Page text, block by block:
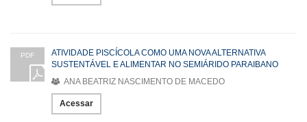
PDF
ATIVIDADE PISCÍCOLA COMO UMA NOVA ALTERNATIVA
SUSTENTÁVEL E ALIMENTAR NO SEMIÁRIDO PARAIBANO
ANA BEATRIZ NASCIMENTO DE MACEDO
Acessar